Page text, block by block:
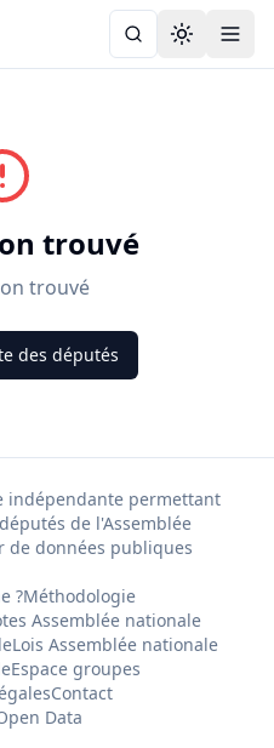
Toggle
trouvé
trouvé
des députés
indépendante permettant
de l'Assemblée
de données publiques
?Méthodologie
Assemblée nationale
Lois Assemblée nationale
Espace groupes
Contact
Data